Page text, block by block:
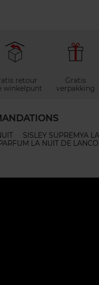
retour
winkelpunt
Gratis
verpakking
SISLEY SUPREMYA
LA NUIT DE